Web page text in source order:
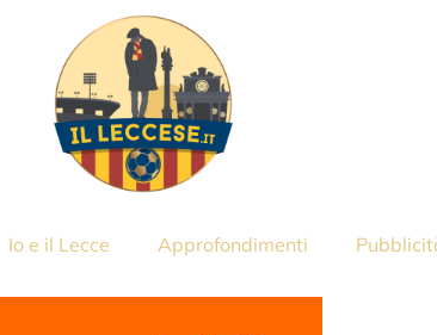
Io e il Lecce Approfondimenti